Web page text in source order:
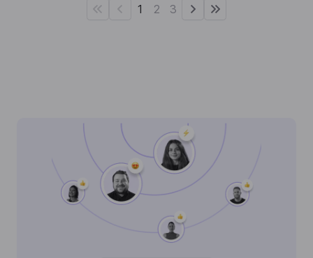
1 2 3